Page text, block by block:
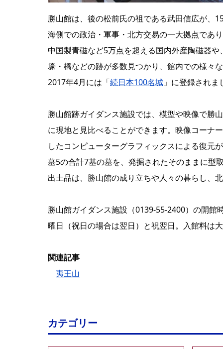
勝山館は、後の松前氏の祖である武田信広が、
海側での政治・軍事・北方交易の一大拠点であ
中国製青磁など5万点を超える国内外産陶磁器
壕・橋などの跡が多数見つかり、館内での様々
2017年4月には「続日本100名城 」に登録されま
勝山館跡ガイダンス施設では、模型や映像で勝
に現地と見比べることができます。映像コーナ
したコンピューターグラフィックスによる復元
墓5の合計7基の墓を、発掘されたそのままに型
出土品は、勝山館の成り立ちや人々の暮らし、
勝山館ガイダンス施設（0139-55-2400）の開
曜日（祝日の場合は翌日）と祝翌日。入館料は
関連記事
夷王山
カテゴリー